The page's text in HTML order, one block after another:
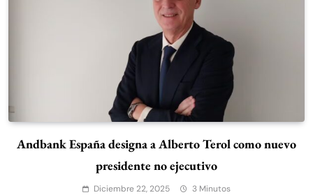
Andbank España designa a Alberto Terol como nuevo
presidente no ejecutivo
Diciembre 22, 2025 3 Minutos